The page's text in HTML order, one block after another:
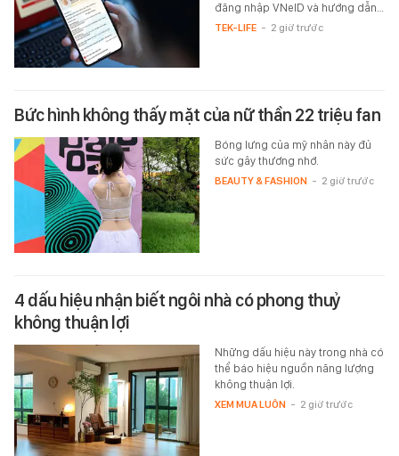
đăng nhập VNeID và hướng dẫn…
TEK-LIFE - 2 giờ trước
Bức hình không thấy mặt của nữ thần 22 triệu fan
Bóng lưng của mỹ nhân này đủ
sức gây thương nhớ.
BEAUTY & FASHION - 2 giờ trước
4 dấu hiệu nhận biết ngôi nhà có phong thuỷ
không thuận lợi
Những dấu hiệu này trong nhà có
thể báo hiệu nguồn năng lượng
không thuận lợi.
XEM MUA LUÔN - 2 giờ trước